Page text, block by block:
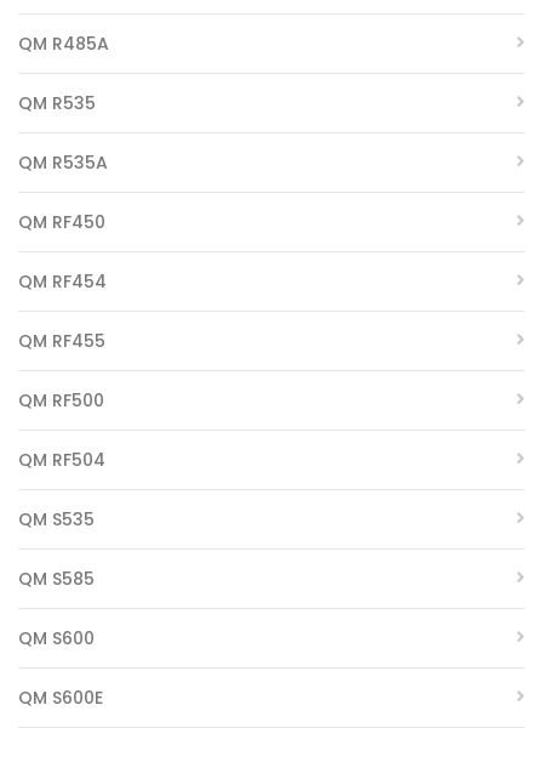
QM R485A
QM R535
QM R535A
QM RF450
QM RF454
QM RF455
QM RF500
QM RF504
QM S535
QM S585
QM S600
QM S600E